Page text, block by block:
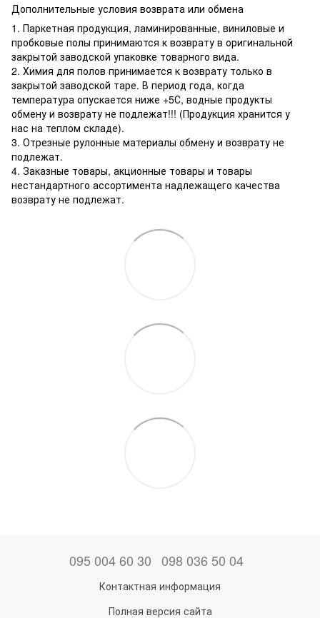
Дополнительные условия возврата или обмена
1. Паркетная продукция, ламинированные, виниловые и
пробковые полы принимаются к возврату в оригинальной
закрытой заводской упаковке товарного вида.
2. Химия для полов принимается к возврату только в
закрытой заводской таре. В период года, когда
температура опускается ниже +5С, водные продукты
обмену и возврату не подлежат!!! (Продукция хранится у
нас на теплом складе).
3. Отрезные рулонные материалы обмену и возврату не
подлежат.
4. Заказные товары, акционные товары и товары
нестандартного ассортимента надлежащего качества
возврату не подлежат.
095 004 60 30 098 036 50 04
Контактная информация
Полная версия сайта